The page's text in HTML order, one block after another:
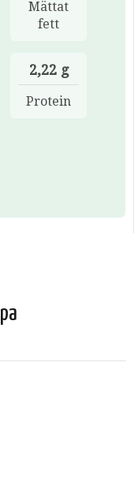
Mättat
fett
2,22 g
Protein